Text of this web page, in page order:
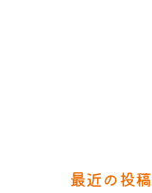
最近の投稿